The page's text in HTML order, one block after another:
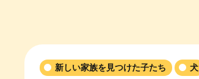
新しい家族を見つけた子たち 犬